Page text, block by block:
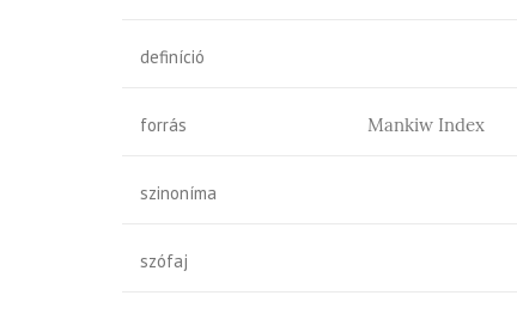
definíció
forrás Mankiw Index
szinoníma
szófaj